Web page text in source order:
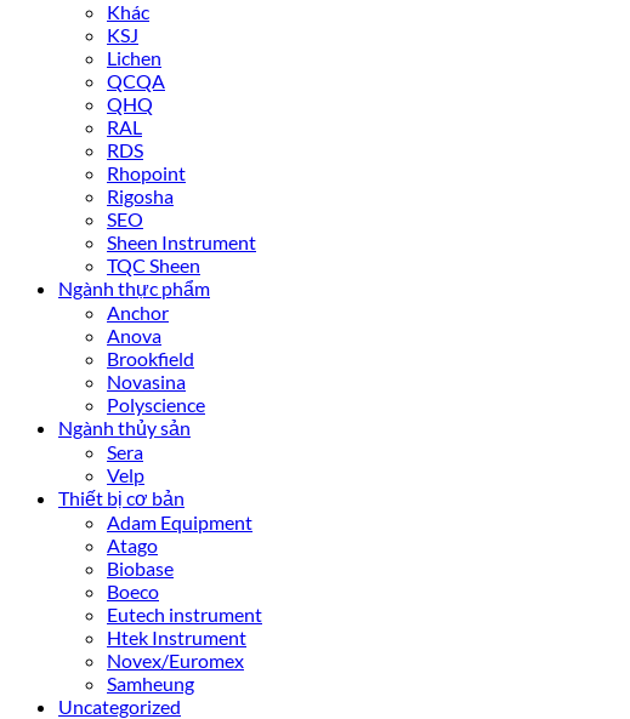
Khác
KSJ
Lichen
QCQA
QHQ
RAL
RDS
Rhopoint
Rigosha
SEO
Sheen Instrument
TQC Sheen
Ngành thực phẩm
Anchor
Anova
Brookfield
Novasina
Polyscience
Ngành thủy sản
Sera
Velp
Thiết bị cơ bản
Adam Equipment
Atago
Biobase
Boeco
Eutech instrument
Htek Instrument
Novex/Euromex
Samheung
Uncategorized